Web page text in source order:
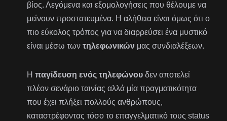
βίος. Λεγόμενα και εξομολογήσεις που θέλουμε να
μείνουν προστατευμένα. Η αλήθεια είναι όμως ότι ο
πιο εύκολος τρόπος για να διαρρεύσει ένα μυστικό
είναι μέσω τωντηλεφωνικών μας συνδιαλέξεων.
Ηπαγίδευση ενός τηλεφώνου δεν αποτελεί
πλέον σενάριο ταινίας αλλά μία πραγματικότητα
που έχει πλήξει πολλούς ανθρώπους,
καταστρέφοντας τόσο το επαγγελματικό τους status